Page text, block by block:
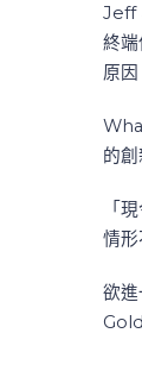
Jeff
終
原
的
「
情
欲